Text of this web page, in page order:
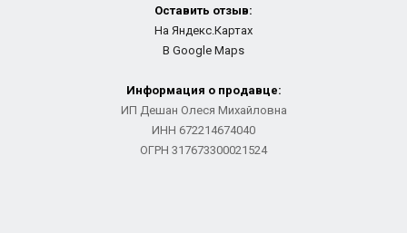
Оставить отзыв:
На Яндекс.Картах
В Google Maps
Информация о продавце:
ИП Дешан Олеся Михайловна
ИНН 672214674040
ОГРН 317673300021524